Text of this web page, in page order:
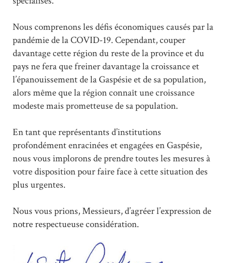
Nous comprenons les défis économiques causés par la
pandémie de la COVID-19. Cependant, couper
davantage cette région du reste de la province et du
pays ne fera que freiner davantage la croissance et
l’épanouissement de la Gaspésie et de sa population,
alors même que la région connaît une croissance
modeste mais prometteuse de sa population.
En tant que représentants d’institutions
profondément enracinées et engagées en Gaspésie,
nous vous implorons de prendre toutes les mesures à
votre disposition pour faire face à cette situation des
plus urgentes.
Nous vous prions, Messieurs, d’agréer l’expression de
notre respectueuse considération.